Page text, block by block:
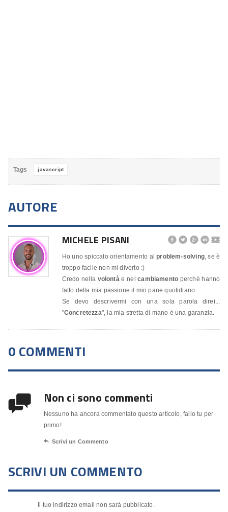
Tags javascript
AUTORE
MICHELE PISANI     🎬
Ho uno spiccato orientamento alproblem-solving, se è
troppo facile non mi diverto :)
Credo nella volontàe nelcambiamento perchè hanno
fatto della mia passione il mio pane quotidiano.
Se devo descrivermi con una sola parola direi...
"Concretezza", la mia stretta di mano è una garanzia.
0 COMMENTI
 Non ci sono commenti
Nessuno ha ancora commentato questo articolo, fallo tu per
primo!
 Scrivi un Commento
SCRIVI UN COMMENTO
Il tuo indirizzo email non sarà pubblicato.